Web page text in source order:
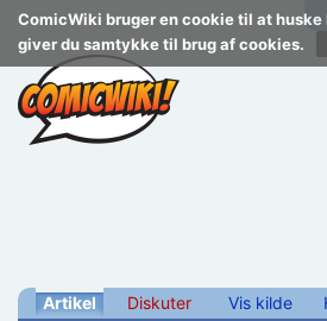
ComicWiki bruger en cookie til at
giver du samtykke til brug af cookies.
Artikel Diskuter Vis kilde